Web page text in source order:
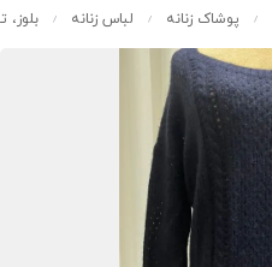
/ پوشاک زنانه / لباس زنانه /